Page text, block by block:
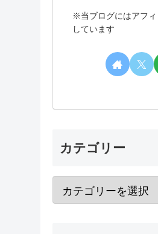
※当ブログにはアフ
しています
カテゴリー